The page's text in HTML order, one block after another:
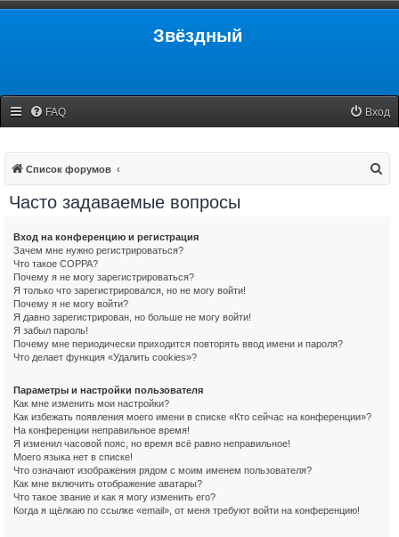
Звёздный
FAQ Вход
Список форумов
Часто задаваемые вопросы
Вход на конференцию и регистрация
Зачем мне нужно регистрироваться?
Что такое COPPA?
Почему я не могу зарегистрироваться?
Я только что зарегистрировался, но не могу войти!
Почему я не могу войти?
Я давно зарегистрирован, но больше не могу войти!
Я забыл пароль!
Почему мне периодически приходится повторять ввод имени и пароля?
Что делает функция «Удалить cookies»?
Параметры и настройки пользователя
Как мне изменить мои настройки?
Как избежать появления моего имени в списке «Кто сейчас на конференции»?
На конференции неправильное время!
Я изменил часовой пояс, но время всё равно неправильное!
Моего языка нет в списке!
Что означают изображения рядом с моим именем пользователя?
Как мне включить отображение аватары?
Что такое звание и как я могу изменить его?
Когда я щёлкаю по ссылке «email», от меня требуют войти на конференцию!